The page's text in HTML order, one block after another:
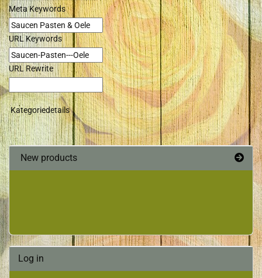
Meta Keywords
URL Keywords
URL Rewrite
Kategoriedetails
New products
Log in